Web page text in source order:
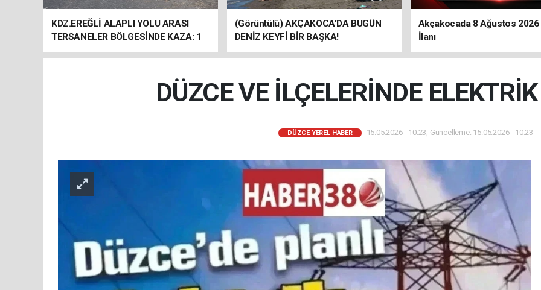
KDZ.EREĞLİ ALAPLI YOLU ARASI
TERSANELER BÖLGESİNDE KAZA: 1
KİŞİ HAYATINI KAYBETTİ…
(Görüntülü) AKÇAKOCA’DA BUGÜN
DENİZ KEYFİ BİR BAŞKA!
Akçakocada 8 Ağustos 2026
İlanı
DÜZCE VE İLÇELERİNDE
DÜZCE YEREL HABER 15.05.2026 - 10:23, Güncelleme: 15.05.2026 - 10:23